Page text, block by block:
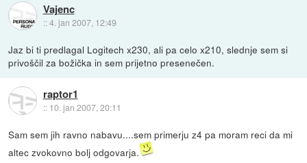
Vajenc
::4. jan 2007, 12:49
Jaz bi ti predlagal Logitech x230, ali pa celo x210, slednje sem si
privoščil za božička in sem prijetno presenečen.
raptor1
:: 10. jan 2007, 20:11
Sam sem jih ravno nabavu....sem primerju z4 pa moram reci da mi
altec zvokovno bolj odgovarja.